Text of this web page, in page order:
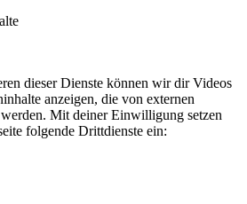
dieser Dienste können wir dir Videos
anzeigen, die von externen
Mit deiner Einwilligung setzen
folgende Drittdienste ein: